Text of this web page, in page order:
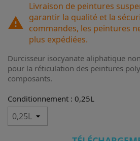
warning
Livraison de peintures
garantir la qualité et la
commandes, les peintures
plus expédiées.
Durcisseur isocyanate aliphatique
pour la réticulation des peintures
composants.
Conditionnement : 0,25L